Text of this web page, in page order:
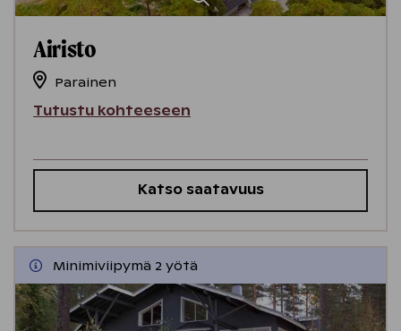
Airisto
Parainen
Tutustu kohteeseen
Katso saatavuus
Minimiviipymä 2 yötä